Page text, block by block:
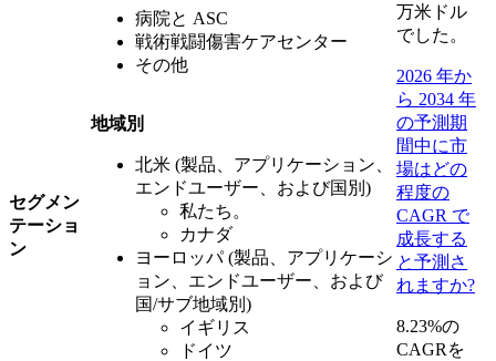
セグメン
テーショ
ン
病院と ASC
戦術戦闘傷害ケアセンター
その他
地域別
北米 (製品、アプリケーション、
エンドユーザー、および国別)
私たち。
カナダ
ヨーロッパ (製品、アプリケーシ
ョン、エンドユーザー、および
国/サブ地域別)
イギリス
ドイツ
万米ドル
でした。
2026 年か
ら 2034 年
の予測期
間中に市
場はどの
程度の
CAGR で
成長する
と予測さ
れますか?
8.23%の
CAGRを